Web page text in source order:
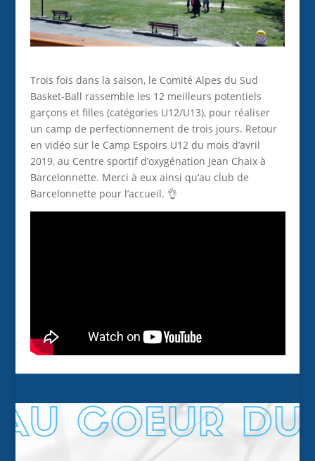
Trois fois dans la saison, le Comité Alpes du Sud
Basket-Ball rassemble les 12 meilleurs potentiels
garçons et filles (catégories U12/U13), pour réaliser
un camp de perfectionnement de trois jours. Retour
en vidéo sur le Camp Espoirs U12 du mois d’avril
2019, au Centre sportif d’oxygénation Jean Chaix à
Barcelonnette. Merci à eux ainsi qu’au club de
Barcelonnette pour l’accueil. 👌